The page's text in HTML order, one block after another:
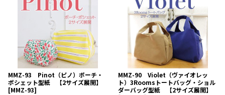
MMZ-93 Pinot（ピノ）ポーチ・
ポシェット型紙 【2サイズ展開】
[MMZ-93]
MMZ-90 Violet（ヴァイオレッ
ト）3Roomsトートバッグ・ショル
ダーバッグ型紙 【2サイズ展開】